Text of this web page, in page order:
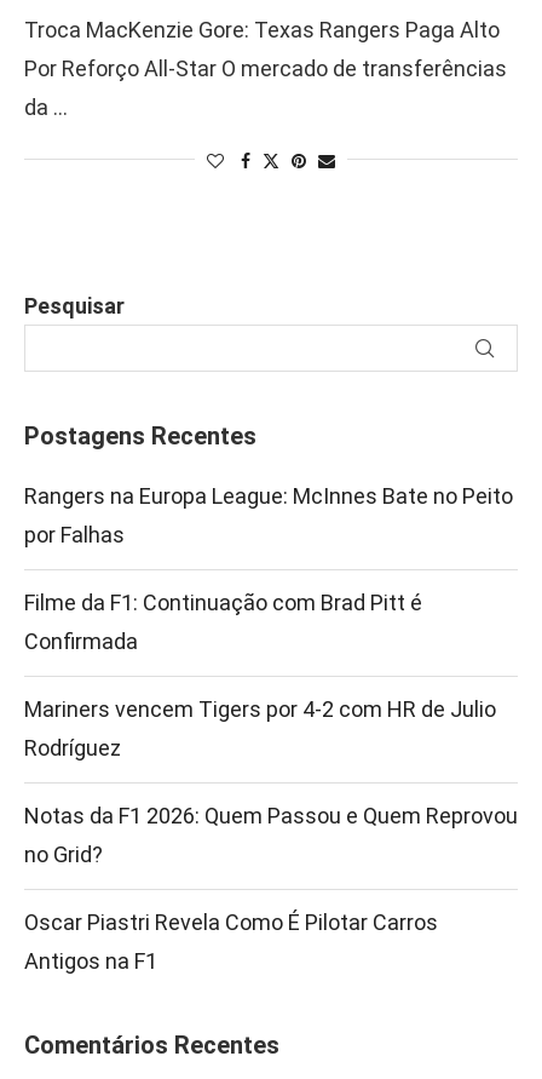
Troca MacKenzie Gore: Texas Rangers Paga Alto
Por Reforço All-Star O mercado de transferências
da …
Pesquisar
Postagens Recentes
Rangers na Europa League: McInnes Bate no Peito
por Falhas
Filme da F1: Continuação com Brad Pitt é
Confirmada
Mariners vencem Tigers por 4-2 com HR de Julio
Rodríguez
Notas da F1 2026: Quem Passou e Quem Reprovou
no Grid?
Oscar Piastri Revela Como É Pilotar Carros
Antigos na F1
Comentários Recentes